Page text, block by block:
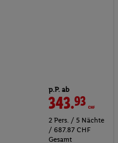
p.P. ab
343.93CHF
2 Pers. / 5 Nächte
/ 687.87 CHF
Gesamt